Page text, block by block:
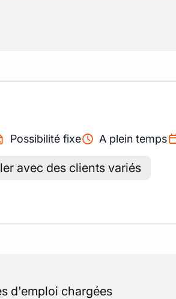
Possibilité fixe A plein temps
avec des clients variés
d'emploi chargées